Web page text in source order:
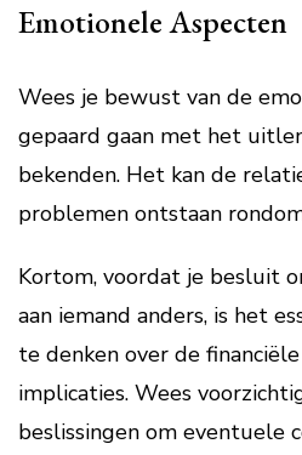
Emotionele Aspecten
Wees je bewust van de
gepaard gaan met het
bekenden. Het kan de
problemen ontstaan
Kortom, voordat je besluit
aan iemand anders, is het
te denken over de
implicaties. Wees
beslissingen om eventuele